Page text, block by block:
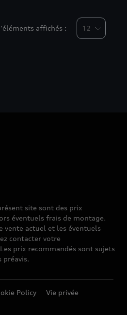
affichés :
site sont des prix
éventuels frais de montage.
vente actuel et les éventuels
contacter votre
prix recommandés sont sujets
préavis.
Policy Vie privée